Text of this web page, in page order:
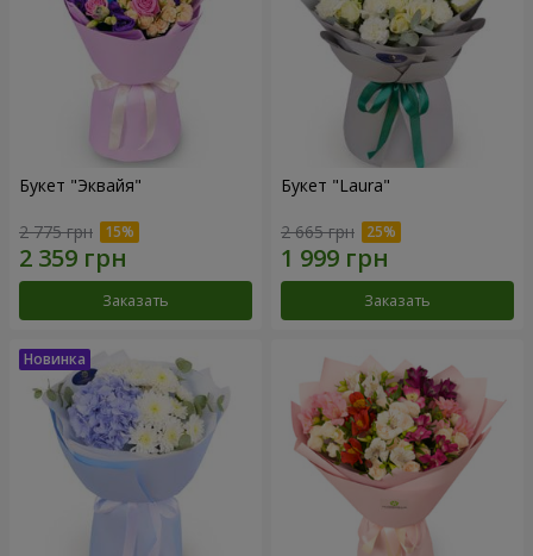
Букет "Эквайя"
2 775 грн
Заказать
Букет "Laura"
2 665 грн
Заказать